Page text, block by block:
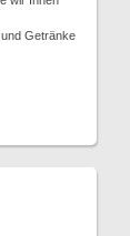
Getränke